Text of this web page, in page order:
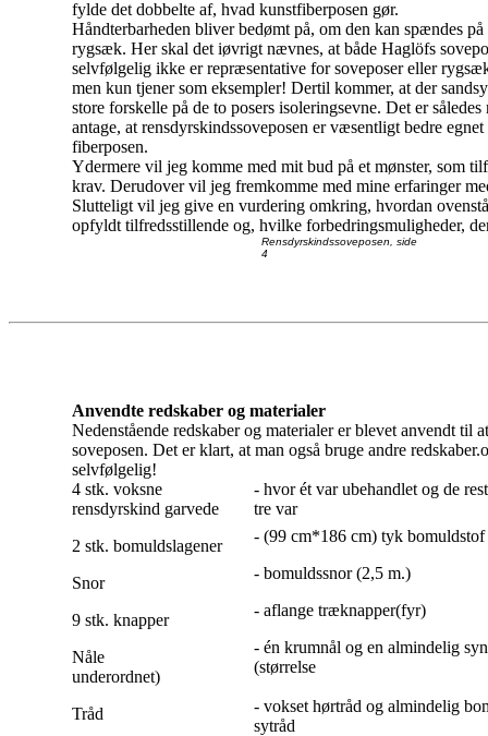
fylde det dobbelte af, hvad kunstfiberposen gør.
Håndterbarheden bliver bedømt på, om den kan spændes
rygsæk. Her skal det iøvrigt nævnes, at både Haglöfs
selvfølgelig ikke er repræsentative for soveposer eller
men kun tjener som eksempler! Dertil kommer, at der
store forskelle på de to posers isoleringsevne. Det er
antage, at rensdyrskindssoveposen er væsentligt bedre
fiberposen.
Ydermere vil jeg komme med mit bud på et mønster, som
krav. Derudover vil jeg fremkomme med mine erfaringer
Slutteligt vil jeg give en vurdering omkring, hvordan
opfyldt tilfredsstillende og, hvilke forbedringsmuligheder,
Rensdyrskindssoveposen, side
4
Anvendte redskaber og materialer
Nedenstående redskaber og materialer er blevet anvendt til
soveposen. Det er klart, at man også bruge andre
selvfølgelig!
4 stk. voksne
rensdyrskind garvede
2 stk. bomuldslagener
Snor
9 stk. knapper
Nåle
underordnet)
Tråd
- hvor ét var ubehandlet og de
tre var
- (99 cm*186 cm) tyk bomuldstof
- bomuldssnor (2,5 m.)
- aflange træknapper(fyr)
- én krumnål og en almindelig
(størrelse
- vokset hørtråd og almindelig
sytråd